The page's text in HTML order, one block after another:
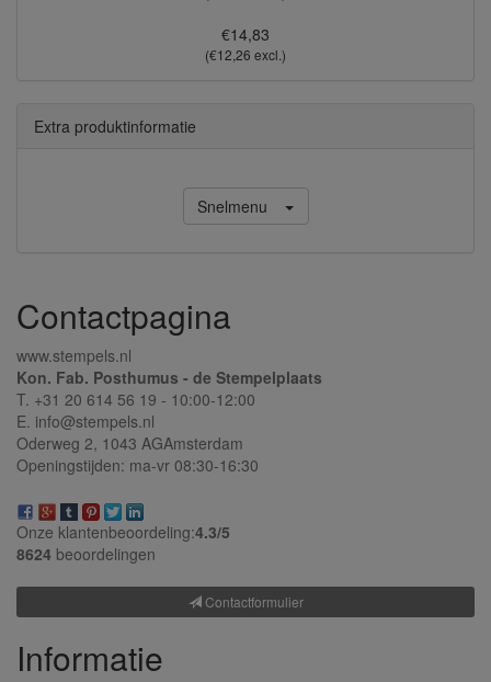
€14,83
(€12,26 excl.)
Extra produktinformatie
Snelmenu
Contactpagina
www.stempels.nl
Kon. Fab. Posthumus - de Stempelplaats
T. +31 20 614 56 19 - 10:00-12:00
E. info@stempels.nl
Oderweg 2, 1043 AGAmsterdam
Openingstijden: ma-vr 08:30-16:30
Onze klantenbeoordeling:4.3/5
8624 beoordelingen
Contactformulier
Informatie